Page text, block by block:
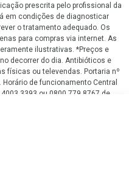
prescrita pelo profissional da
em condições de diagnosticar
o tratamento adequado. Os
para compras via internet. As
ilustrativas. *Preços e
decorrer do dia. Antibióticos e
físicas ou televendas. Portaria nº
de funcionamento Central
3393 ou 0800 779 8767 de